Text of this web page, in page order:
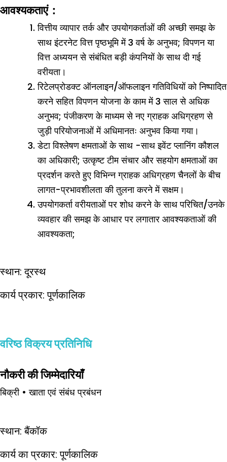
आवश्यकताएं：
वित्तीय व्यापार तर्क और उपयोगकर्ताओं की अच्छी समझ के
साथ इंटरनेट वित्त पृष्ठभूमि में 3 वर्ष के अनुभव; विपणन या
वित्त अध्ययन से संबंधित बड़ी कंपनियों के साथ दी गई
वरीयता।
रिटेलप्रोडक्ट ऑनलाइन/ऑफलाइन गतिविधियों को निष्पादित
करने सहित विपणन योजना के काम में 3 साल से अधिक
अनुभव; पंजीकरण के माध्यम से नए ग्राहक अधिग्रहण से
जुड़ी परियोजनाओं में अधिमानतः अनुभव किया गया।
डेटा विश्लेषण क्षमताओं के साथ -साथ इवेंट प्लानिंग कौशल
का अधिकारी; उत्कृष्ट टीम संचार और सहयोग क्षमताओं का
प्रदर्शन करते हुए विभिन्न ग्राहक अधिग्रहण चैनलों के बीच
लागत-प्रभावशीलता की तुलना करने में सक्षम।
उपयोगकर्ता वरीयताओं पर शोध करने के साथ परिचित/उनके
व्यवहार की समझ के आधार पर लगातार आवश्यकताओं की
आवश्यकता;
स्थान: दूरस्थ
कार्य प्रकार: पूर्णकालिक
वरिष्ठ विक्रय प्रतिनिधि
नौकरी की जिम्मेदारियाँ
बिक्री • खाता एवं संबंध प्रबंधन
स्थान: बैंकॉक
कार्य का प्रकार: पूर्णकालिक